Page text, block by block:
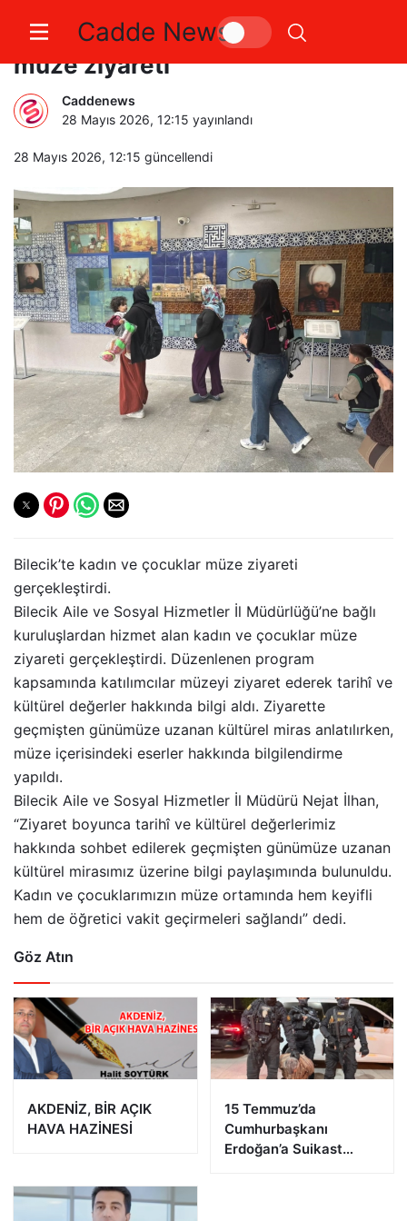
Cadde News
Bilecik’te kadın ve çocuklardan
müze ziyareti
Caddenews
28 Mayıs 2026, 12:15 yayınlandı
28 Mayıs 2026, 12:15 güncellendi
Bilecik’te kadın ve çocuklar müze ziyareti
gerçekleştirdi.
Bilecik Aile ve Sosyal Hizmetler İl Müdürlüğü’ne bağlı
kuruluşlardan hizmet alan kadın ve çocuklar müze
ziyareti gerçekleştirdi. Düzenlenen program
kapsamında katılımcılar müzeyi ziyaret ederek tarihî ve
kültürel değerler hakkında bilgi aldı. Ziyarette
geçmişten günümüze uzanan kültürel miras anlatılırken,
müze içerisindeki eserler hakkında bilgilendirme
yapıldı.
Bilecik Aile ve Sosyal Hizmetler İl Müdürü Nejat İlhan,
“Ziyaret boyunca tarihî ve kültürel değerlerimiz
hakkında sohbet edilerek geçmişten günümüze uzanan
kültürel mirasımız üzerine bilgi paylaşımında bulunuldu.
Kadın ve çocuklarımızın müze ortamında hem keyifli
hem de öğretici vakit geçirmeleri sağlandı” dedi.
Göz Atın
AKDENİZ, BİR AÇIK
HAVA HAZİNESİ
15 Temmuz’da
Cumhurbaşkanı
Erdoğan’a Suikast